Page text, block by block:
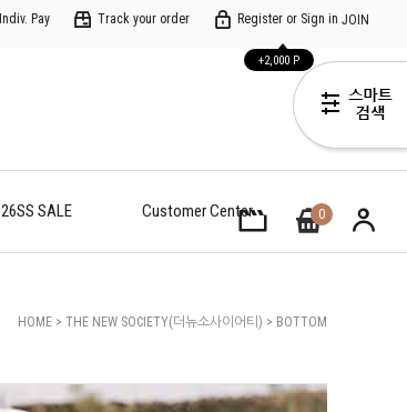
Indiv. Pay Track your order Register or Sign in JOIN
+2,000 P
26SS SALE Customer Center 0
HOME > THE NEW SOCIETY(더뉴소사이어티) > BOTTOM